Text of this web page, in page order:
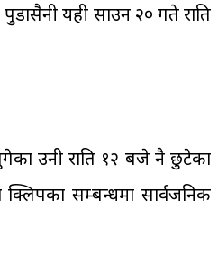
यही साउन २० गते राति
उनी राति १२ बजे नै छुटेका
क्लिपका सम्बन्धमा सार्वजनिक